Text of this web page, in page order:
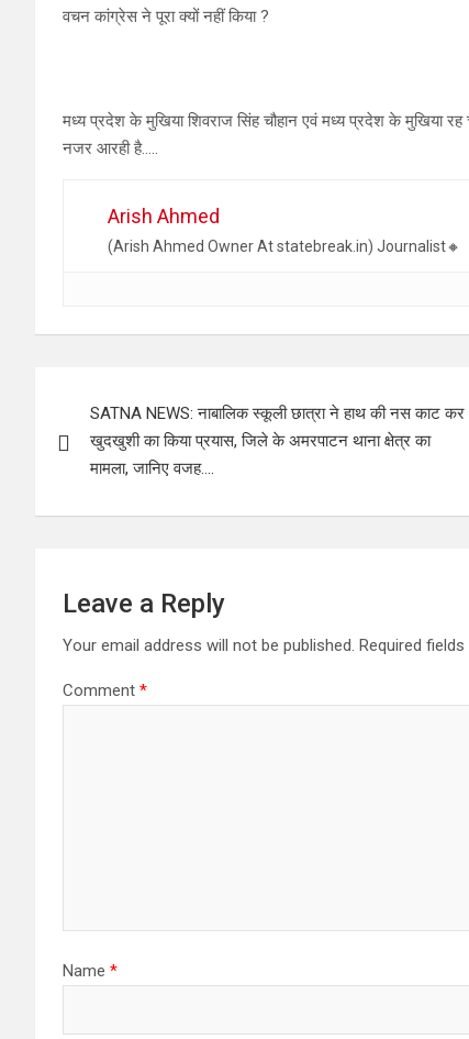
वचन कांग्रेस ने पूरा क्यों नहीं किया ?
मध्य प्रदेश के मुखिया शिवराज सिंह चौहान एवं मध्य प्रदेश के मुखिया
नजर आरही है…..
Arish Ahmed
(Arish Ahmed Owner At statebreak.in) Journalist🔸
navigation
SATNA NEWS: नाबालिक स्कूली छात्रा ने हाथ की नस काट कर
खुदखुशी का किया प्रयास, जिले के अमरपाटन थाना क्षेत्र का
मामला, जानिए वजह….
Leave a Reply
Your email address will not be published. Required
Comment *
Name *